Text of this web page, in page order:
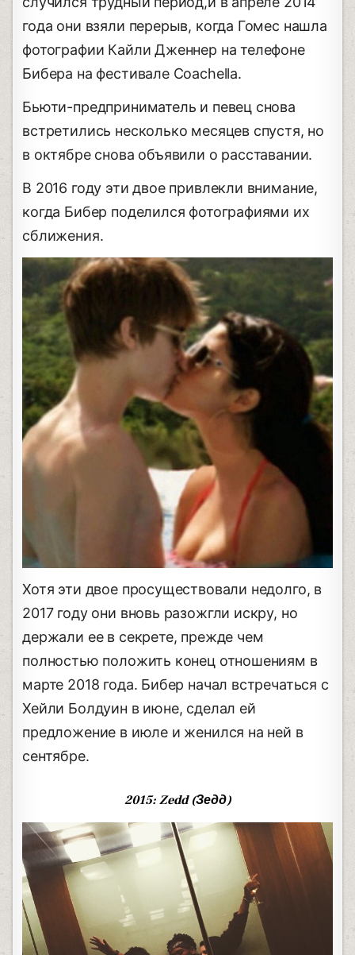
года они взяли перерыв, когда Гомес нашла
фотографии Кайли Дженнер на телефоне
Бибера на фестивале Coachella.
Бьюти-предприниматель и певец снова
встретились несколько месяцев спустя, но
в октябре снова объявили о расставании.
В 2016 году эти двое привлекли внимание,
когда Бибер поделился фотографиями их
сближения.
Хотя эти двое просуществовали недолго, в
2017 году они вновь разожгли искру, но
держали ее в секрете, прежде чем
полностью положить конец отношениям в
марте 2018 года. Бибер начал встречаться с
Хейли Болдуин в июне, сделал ей
предложение в июле и женился на ней в
сентябре.
2015: Zedd (Зедд)